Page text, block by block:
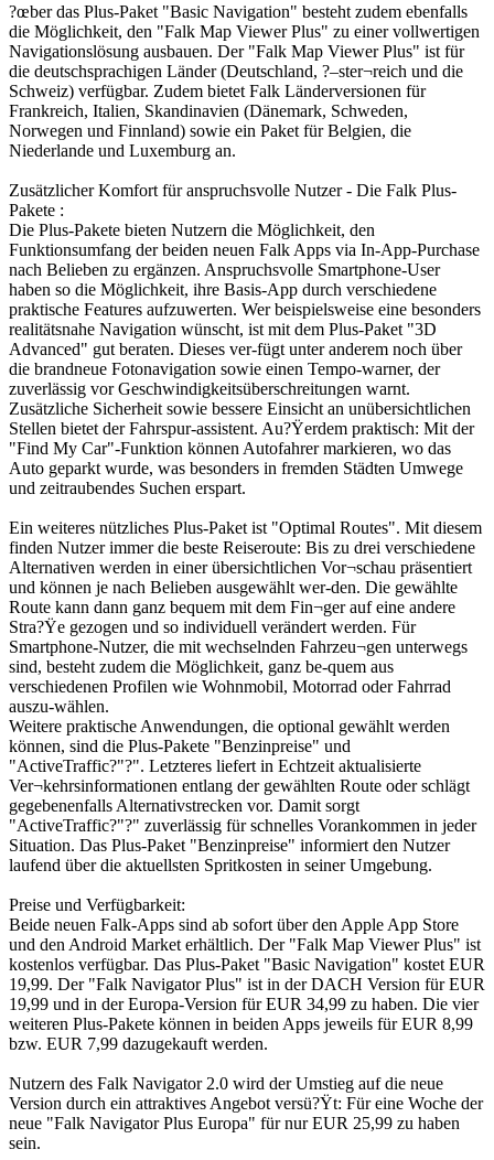
?œber das Plus-Paket "Basic Navigation" besteht zudem ebenfalls
die Möglichkeit, den "Falk Map Viewer Plus" zu einer vollwertigen
Navigationslösung ausbauen. Der "Falk Map Viewer Plus" ist für
die deutschsprachigen Länder (Deutschland, ?–ster¬reich und die
Schweiz) verfügbar. Zudem bietet Falk Länderversionen für
Frankreich, Italien, Skandinavien (Dänemark, Schweden,
Norwegen und Finnland) sowie ein Paket für Belgien, die
Niederlande und Luxemburg an.
Zusätzlicher Komfort für anspruchsvolle Nutzer - Die Falk Plus-
Pakete :
Die Plus-Pakete bieten Nutzern die Möglichkeit, den
Funktionsumfang der beiden neuen Falk Apps via In-App-Purchase
nach Belieben zu ergänzen. Anspruchsvolle Smartphone-User
haben so die Möglichkeit, ihre Basis-App durch verschiedene
praktische Features aufzuwerten. Wer beispielsweise eine besonders
realitätsnahe Navigation wünscht, ist mit dem Plus-Paket "3D
Advanced" gut beraten. Dieses ver-fügt unter anderem noch über
die brandneue Fotonavigation sowie einen Tempo-warner, der
zuverlässig vor Geschwindigkeitsüberschreitungen warnt.
Zusätzliche Sicherheit sowie bessere Einsicht an unübersichtlichen
Stellen bietet der Fahrspur-assistent. Au?Ÿerdem praktisch: Mit der
"Find My Car"-Funktion können Autofahrer markieren, wo das
Auto geparkt wurde, was besonders in fremden Städten Umwege
und zeitraubendes Suchen erspart.
Ein weiteres nützliches Plus-Paket ist "Optimal Routes". Mit diesem
finden Nutzer immer die beste Reiseroute: Bis zu drei verschiedene
Alternativen werden in einer übersichtlichen Vor¬schau präsentiert
und können je nach Belieben ausgewählt wer-den. Die gewählte
Route kann dann ganz bequem mit dem Fin¬ger auf eine andere
Stra?Ÿe gezogen und so individuell verändert werden. Für
Smartphone-Nutzer, die mit wechselnden Fahrzeu¬gen unterwegs
sind, besteht zudem die Möglichkeit, ganz be-quem aus
verschiedenen Profilen wie Wohnmobil, Motorrad oder Fahrrad
auszu-wählen.
Weitere praktische Anwendungen, die optional gewählt werden
können, sind die Plus-Pakete "Benzinpreise" und
"ActiveTraffic?"?". Letzteres liefert in Echtzeit aktualisierte
Ver¬kehrsinformationen entlang der gewählten Route oder schlägt
gegebenenfalls Alternativstrecken vor. Damit sorgt
"ActiveTraffic?"?" zuverlässig für schnelles Vorankommen in jeder
Situation. Das Plus-Paket "Benzinpreise" informiert den Nutzer
laufend über die aktuellsten Spritkosten in seiner Umgebung.
Preise und Verfügbarkeit:
Beide neuen Falk-Apps sind ab sofort über den Apple App Store
und den Android Market erhältlich. Der "Falk Map Viewer Plus" ist
kostenlos verfügbar. Das Plus-Paket "Basic Navigation" kostet EUR
19,99. Der "Falk Navigator Plus" ist in der DACH Version für EUR
19,99 und in der Europa-Version für EUR 34,99 zu haben. Die vier
weiteren Plus-Pakete können in beiden Apps jeweils für EUR 8,99
bzw. EUR 7,99 dazugekauft werden.
Nutzern des Falk Navigator 2.0 wird der Umstieg auf die neue
Version durch ein attraktives Angebot versü?Ÿt: Für eine Woche der
neue "Falk Navigator Plus Europa" für nur EUR 25,99 zu haben
sein.